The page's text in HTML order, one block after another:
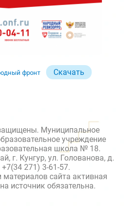
фронт Скачать
Муниципальное
учреждение
школа № 18.
г. Кунгур, ул. Голованова, д.
+7(34 271) 3-61-57.
сайта активная
источник обязательна.